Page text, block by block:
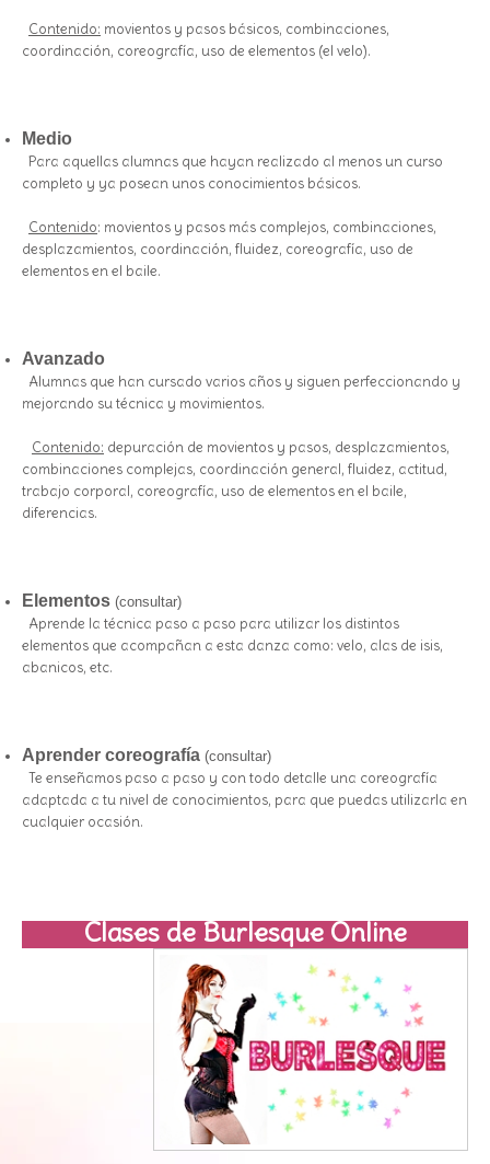
Contenido: movientos y pasos básicos, combinaciones,
coordinación, coreografía, uso de elementos (el velo).
Medio
Para aquellas alumnas que hayan realizado al menos un curso
completo y ya posean unos conocimientos básicos.
Contenido: movientos y pasos más complejos, combinaciones,
desplazamientos, coordinación, fluidez, coreografía, uso de
elementos en el baile.
Avanzado
Alumnas que han cursado varios años y siguen perfeccionando y
mejorando su técnica y movimientos.
Contenido: depuración de movientos y pasos, desplazamientos,
combinaciones complejas, coordinación general, fluidez, actitud,
trabajo corporal, coreografía, uso de elementos en el baile,
diferencias.
Elementos (consultar)
Aprende la técnica paso a paso para utilizar los distintos
elementos que acompañan a esta danza como: velo, alas de isis,
abanicos, etc.
Aprender coreografía (consultar)
Te enseñamos paso a paso y con todo detalle una coreografía
adaptada a tu nivel de conocimientos, para que puedas utilizarla en
cualquier ocasión.
Clases de Burlesque Online